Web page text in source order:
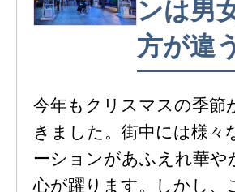
ンは男
方が違
今年もクリスマスの季節
きました。街中には様々
ーションがあふえれ華や
心が躍ります。しかし、